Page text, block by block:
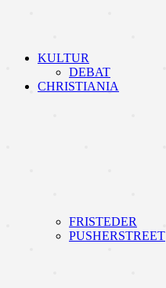
KULTUR
DEBAT
CHRISTIANIA
FRISTEDER
PUSHERSTREET